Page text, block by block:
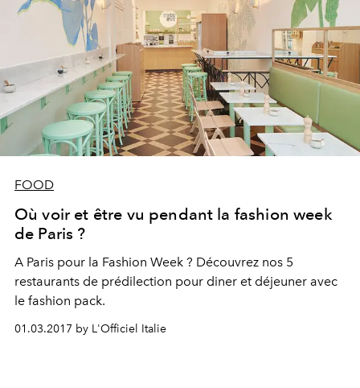
FOOD
Où voir et être vu pendant la fashion week
de Paris ?
A Paris pour la Fashion Week ? Découvrez nos 5
restaurants de prédilection pour diner et déjeuner avec
le fashion pack.
01.03.2017 by L'Officiel Italie